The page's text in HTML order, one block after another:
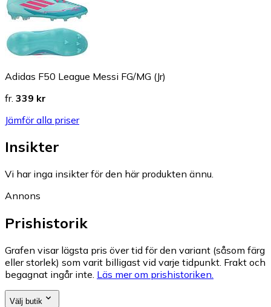
Adidas F50 League Messi FG/MG (Jr)
fr. 339 kr
Jämför alla priser
Insikter
Vi har inga insikter för den här produkten ännu.
Annons
Prishistorik
Grafen visar lägsta pris över tid för den variant (såsom färg
eller storlek) som varit billigast vid varje tidpunkt. Frakt och
begagnat ingår inte. Läs mer om prishistoriken.
Välj butik